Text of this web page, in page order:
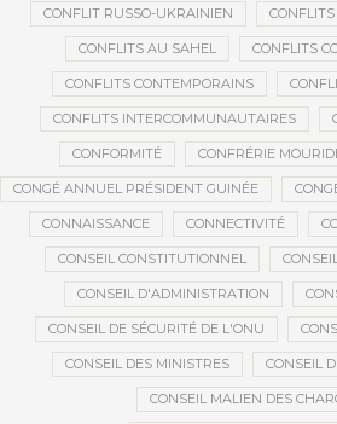
CONFLIT RUSSO-UKRAINIEN CONFLITS
CONFLITS AU SAHEL CONFLITS
CONFLITS CONTEMPORAINS
CONFLITS INTERCOMMUNAUTAIRES
CONFORMITÉ CONFRÉRIE
CONGÉ ANNUEL PRÉSIDENT GUINÉE
CONNAISSANCE CONNECTIVITÉ
CONSEIL CONSTITUTIONNEL
CONSEIL D'ADMINISTRATION
CONSEIL DE SÉCURITÉ DE L'ONU
CONSEIL DES MINISTRES CONSEIL
CONSEIL MALIEN DES